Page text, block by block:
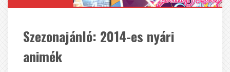
Szezonajánló: 2014-es nyári
animék